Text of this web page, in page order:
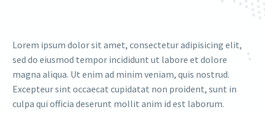
Lorem ipsum dolor sit amet, consectetur adipisicing elit,
sed do eiusmod tempor incididunt ut labore et dolore
magna aliqua. Ut enim ad minim veniam, quis nostrud.
Excepteur sint occaecat cupidatat non proident, sunt in
culpa qui officia deserunt mollit anim id est laborum.